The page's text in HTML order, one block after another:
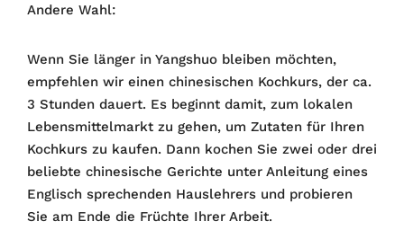
Andere Wahl:
Wenn Sie länger in Yangshuo bleiben möchten,
empfehlen wir einen chinesischen Kochkurs, der ca.
3 Stunden dauert. Es beginnt damit, zum lokalen
Lebensmittelmarkt zu gehen, um Zutaten für Ihren
Kochkurs zu kaufen. Dann kochen Sie zwei oder drei
beliebte chinesische Gerichte unter Anleitung eines
Englisch sprechenden Hauslehrers und probieren
Sie am Ende die Früchte Ihrer Arbeit.